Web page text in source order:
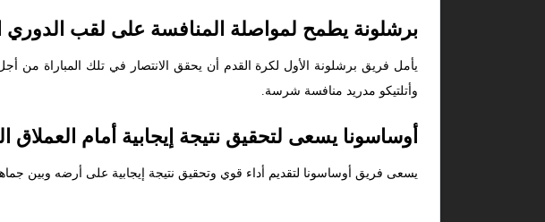
برشلونة يطمح لمواصلة المنافسة على لقب الدوري
يأمل فريق برشلونة الأول لكرة القدم أن يحقق الانتصار في تلك المباراة من
وأتلتيكو مدريد منافسة شرسة.
أوساسونا يسعى لتحقيق نتيجة إيجابية أمام العملاق
يسعى فريق أوساسونا لتقديم أداء قوي وتحقيق نتيجة إيجابية على أرضه وبين